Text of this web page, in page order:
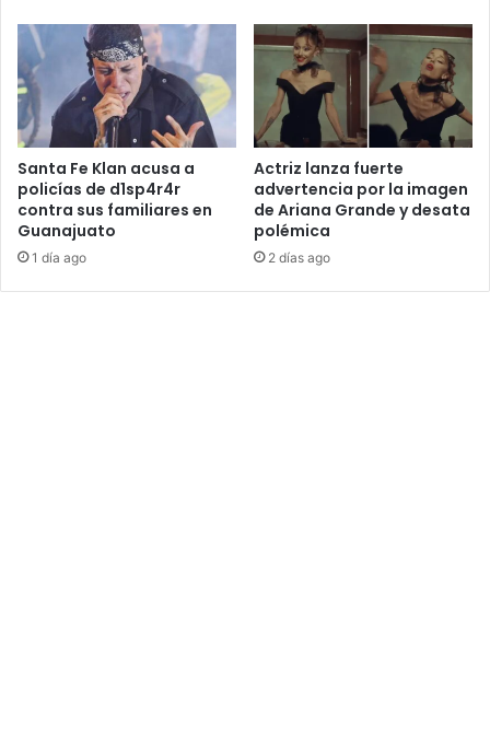
Santa Fe Klan acusa a
policías de d1sp4r4r
contra sus familiares en
Guanajuato
1 día ago
Actriz lanza fuerte
advertencia por la imagen
de Ariana Grande y desata
polémica
2 días ago